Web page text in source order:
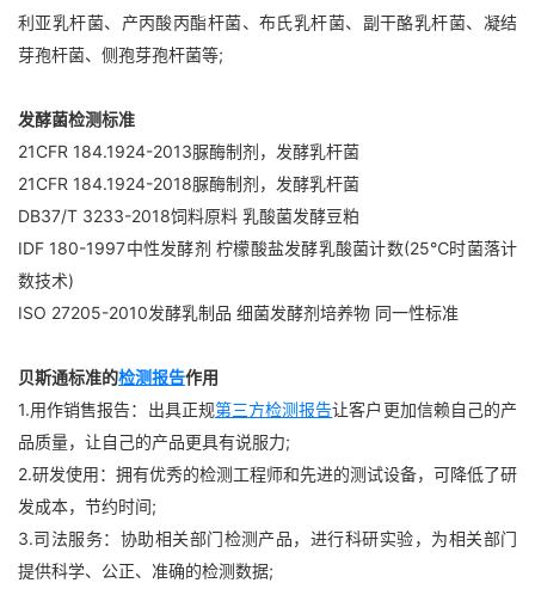
利亚乳杆菌、产丙酸丙酯杆菌、布氏乳杆菌、副干酪乳杆菌、凝结
芽孢杆菌、侧孢芽孢杆菌等;
发酵菌检测标准
21CFR 184.1924-2013脲酶制剂，发酵乳杆菌
21CFR 184.1924-2018脲酶制剂，发酵乳杆菌
DB37/T 3233-2018饲料原料 乳酸菌发酵豆粕
IDF 180-1997中性发酵剂 柠檬酸盐发酵乳酸菌计数(25℃时菌落计
数技术)
ISO 27205-2010发酵乳制品 细菌发酵剂培养物 同一性标准
贝斯通标准的检测报告作用
1.用作销售报告：出具正规第三方检测报告让客户更加信赖自己的产
品质量，让自己的产品更具有说服力;
2.研发使用：拥有优秀的检测工程师和先进的测试设备，可降低了研
发成本，节约时间;
3.司法服务：协助相关部门检测产品，进行科研实验，为相关部门
提供科学、公正、准确的检测数据;